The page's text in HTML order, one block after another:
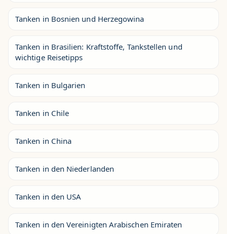
Tanken in Bosnien und Herzegowina
Tanken in Brasilien: Kraftstoffe, Tankstellen und
wichtige Reisetipps
Tanken in Bulgarien
Tanken in Chile
Tanken in China
Tanken in den Niederlanden
Tanken in den USA
Tanken in den Vereinigten Arabischen Emiraten